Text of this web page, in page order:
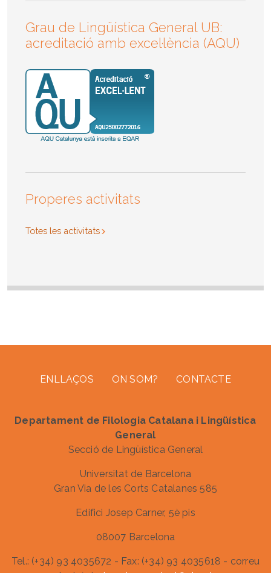
Grau de Lingüística General UB:
acreditació amb excel·lència (AQU)
Properes activitats
Totes les activitats
menu
ENLLAÇOS ON SOM? CONTACTE
Departament de Filologia Catalana i Lingüística
General
Secció de Lingüística General
Universitat de Barcelona
Gran Via de les Corts Catalanes 585
Edifici Josep Carner, 5è pis
08007 Barcelona
Tel.: (+34) 93 4035672 - Fax: (+34) 93 4035618 - correu